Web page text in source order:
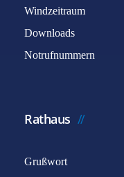
Windzeitraum
Downloads
Notrufnummern
Rathaus
Grußwort